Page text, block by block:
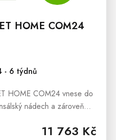
HOME COM24
- 6 týdnů
11 763 Kč
HOME COM24 vnese do
nádech a zároveň
působí nadčasově a...